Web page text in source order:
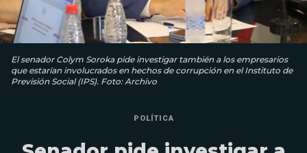
El senador Colym Soroka pide investigar también a los empresarios
que estarían involucrados en hechos de corrupción en el Instituto de
Previsión Social (IPS). Foto: Archivo
POLÍTICA